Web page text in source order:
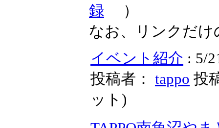
録 ）
なお、リンクだ
イベント紹介 : 5/
投稿者： tappo 投
ット )